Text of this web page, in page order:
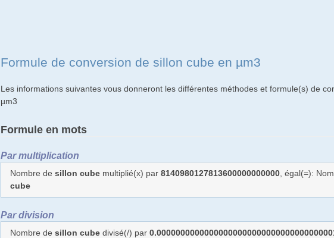
Formule de conversion de sillon cube en µm3
Les informations suivantes vous donneront les différentes méthodes et formule(s) de
µm3
Formule en mots
Par multiplication
Nombre desillon cube multiplié(x) par8140980127813600000000000 , égal(=):
cube
Par division
Nombre desillon cube divisé(/) par